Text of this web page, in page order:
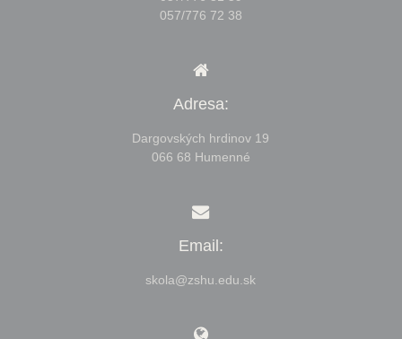
057/776 72 38
Adresa:
Dargovských hrdinov 19
066 68 Humenné
Email:
skola@zshu.edu.sk